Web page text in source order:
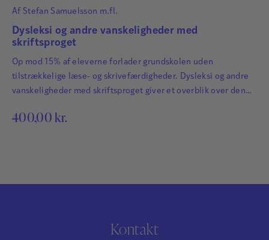
Af Stefan Samuelsson m.fl.
Dysleksi og andre vanskeligheder med
skriftsproget
Op mod 15% af eleverne forlader grundskolen uden
tilstrækkelige læse- og skrivefærdigheder. Dysleksi og andre
vanskeligheder med skriftsproget giver et overblik over den
hvordan man som lærer kan tilpasse sin undervisning til de
400,00 kr.
Kontakt